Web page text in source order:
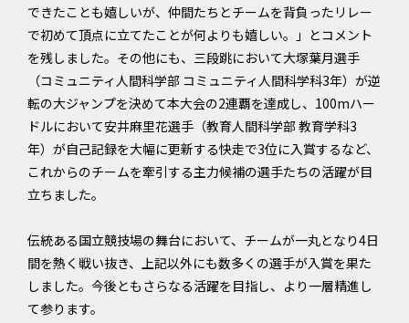
できたことも嬉しいが、仲間たちとチームを背負ったリレー
で初めて頂点に立てたことが何よりも嬉しい。」とコメント
を残しました。その他にも、三段跳において大塚葉月選手
（コミュニティ人間科学部 コミュニティ人間科学科3年）が逆
転の大ジャンプを決めて本大会の2連覇を達成し、100mハー
ドルにおいて安井麻里花選手（教育人間科学部 教育学科3
年）が自己記録を大幅に更新する快走で3位に入賞するなど、
これからのチームを牽引する主力候補の選手たちの活躍が目
立ちました。
伝統ある国立競技場の舞台において、チームが一丸となり4日
間を熱く戦い抜き、上記以外にも数多くの選手が入賞を果た
しました。今後ともさらなる活躍を目指し、より一層精進し
て参ります。